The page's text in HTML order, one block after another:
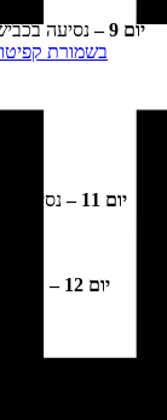
יום 9
–נסיעה בכבישים 24 ו-12
בשמורת
יום 11 –
נסיעה
יום 12 –
המשך